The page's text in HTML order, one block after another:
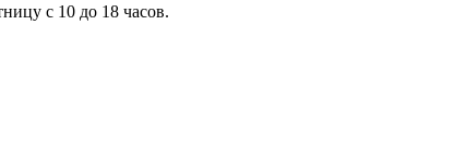
с 10 до 18 часов.